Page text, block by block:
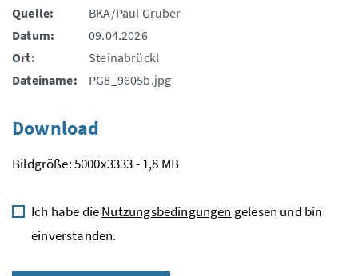
Quelle:
BKA/Paul Gruber
Datum:
09.04.2026
Ort:
Steinabrückl
Dateiname:
PG8_9605b.jpg
Download
Bildgröße: 5000x3333 - 1,8 MB
Ich habe dieNutzungsbedingungen gelesen und bin
einverstanden.